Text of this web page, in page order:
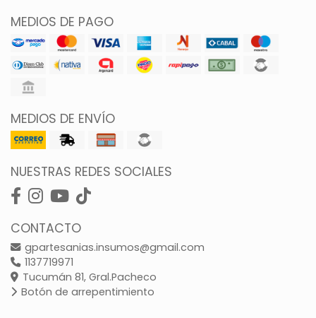
MEDIOS DE PAGO
MEDIOS DE ENVÍO
NUESTRAS REDES SOCIALES
CONTACTO
gpartesanias.insumos@gmail.com
1137719971
Tucumán 81, Gral.Pacheco
Botón de arrepentimiento